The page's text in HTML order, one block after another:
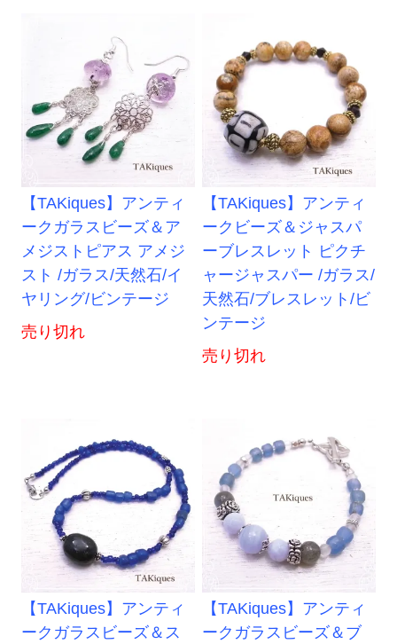
【TAKiques】アンティ
ークガラスビーズ＆ア
メジストピアス アメジ
スト /ガラス/天然石/イ
ヤリング/ビンテージ
売り切れ
【TAKiques】アンティ
ークビーズ＆ジャスパ
ーブレスレット ピクチ
ャージャスパー /ガラス/
天然石/ブレスレット/ビ
ンテージ
売り切れ
【TAKiques】アンティ
ークガラスビーズ＆ス
【TAKiques】アンティ
ークガラスビーズ＆ブ